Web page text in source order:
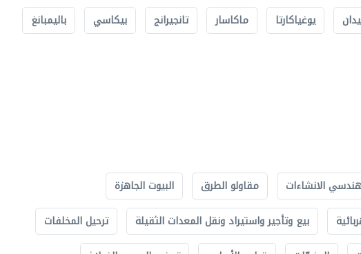
يوغياكارتا ماكاسار تانجيرانج بيكاسي باليمبانغ
الانشاءات مقاولو الطرق
البيوت الجاهزة
بيع وتأجير واستيراد ونقل المعدات الثقيلة
ترحيل المخلفات